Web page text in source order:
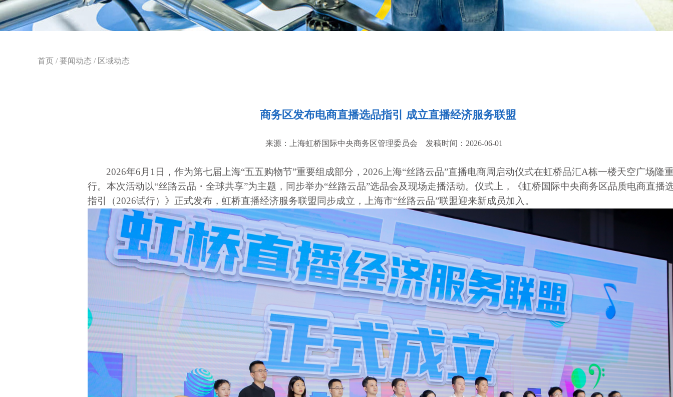
首页 /要闻动态 / 区域动态
商务区发布电商直播选品指引 成立直播经济服务联盟
来源：上海虹桥国际中央商务区管理委员会 发稿时间：2026-06-01
2026年6月1日，作为第七届上海“五五购物节”重要组成部分，2026上海“丝路云品”直播电商周启动仪式在虹桥品汇A栋一楼天空广场隆
行。本次活动以“丝路云品・全球共享”为主题，同步举办“丝路云品”选品会及现场走播活动。仪式上，《虹桥国际中央商务区品质电商直播
指引（2026试行）》正式发布，虹桥直播经济服务联盟同步成立，上海市“丝路云品”联盟迎来新成员加入。